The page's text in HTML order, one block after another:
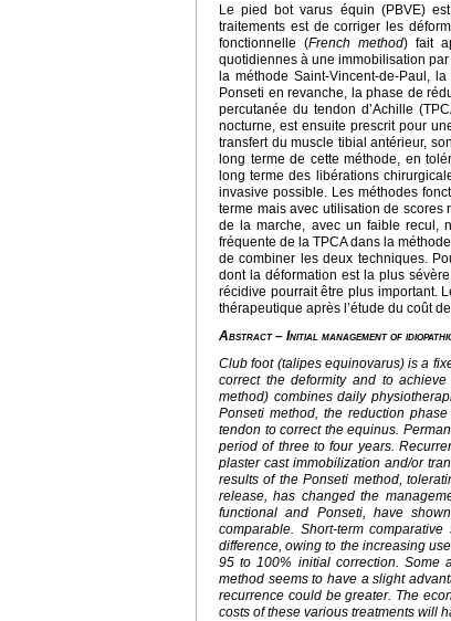
Le pied bot varus équin (PBVE)
traitements est de corriger les
fonctionnelle (French method) fait
quotidiennes à une immobilisation
la méthode Saint-Vincent-de-Paul,
Ponseti en revanche, la phase de
percutanée du tendon d’Achille
nocturne, est ensuite prescrit pour
transfert du muscle tibial antérieur,
long terme de cette méthode, en
long terme des libérations
invasive possible. Les méthodes
terme mais avec utilisation de scores
de la marche, avec un faible recul,
fréquente de la TPCA dans la
de combiner les deux techniques.
dont la déformation est la plus
récidive pourrait être plus important.
thérapeutique après l’étude du coût
Abstract– Initial management of
Club foot (talipes equinovarus) is a
correct the deformity and to
method) combines daily
Ponseti method, the reduction
tendon to correct the equinus.
period of three to four years.
plaster cast immobilization and/or
results of the Ponseti method,
release, has changed the
functional and Ponseti, have
comparable. Short-term
difference, owing to the increasing
95 to 100% initial correction. Some
method seems to have a slight
recurrence could be greater. The
costs of these various treatments will